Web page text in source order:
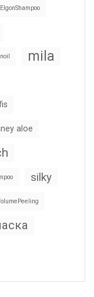
ElgonShampoo
mila
aloe
silky